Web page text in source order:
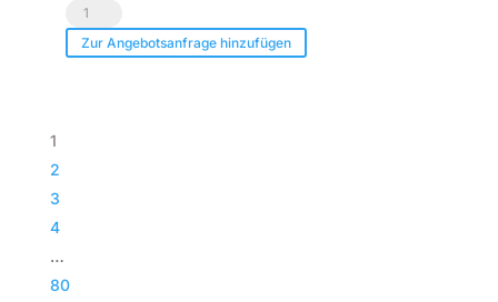
Voice
Acoustic
Zur Angebotsanfrage hinzufügen
1
2
3
4
…
80